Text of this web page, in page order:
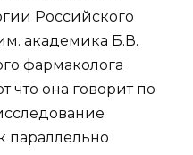
Российского
академика Б.В.
фармаколога
что она говорит по
параллельно